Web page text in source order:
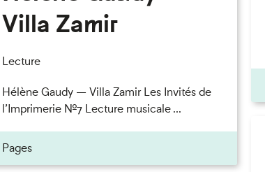
Villa Zamir
Lecture
Hélène Gaudy — Villa Zamir Les Invités de
l’Imprimerie n°7 Lecture musicale ...
Pages